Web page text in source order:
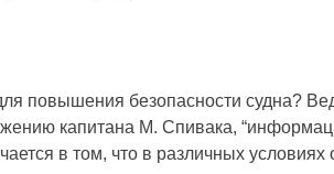
повышения безопасности судна?
капитана М. Спивака,
в том, что в различных условиях